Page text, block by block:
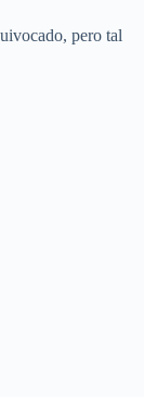
pero tal